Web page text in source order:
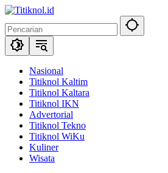
Langsung
konten
Nasional
Titiknol Kaltim
Titiknol Kaltara
Titiknol IKN
Advertorial
Titiknol Tekno
Titiknol WiKu
Kuliner
Wisata